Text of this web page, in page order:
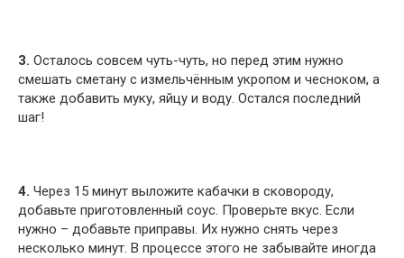
3. Осталось совсем чуть-чуть, но перед этим нужно
смешать сметану с измельчённым укропом и чесноком, а
также добавить муку, яйцу и воду. Остался последний
шаг!
4. Через 15 минут выложите кабачки в сковороду,
добавьте приготовленный соус. Проверьте вкус. Если
нужно – добавьте приправы. Их нужно снять через
несколько минут. В процессе этого не забывайте иногда